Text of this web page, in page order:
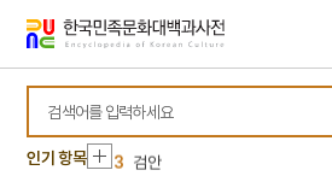
바로가기
바로가기
검색어를
인기 항목
10 영도중학교
1 금성대군
2 나화랑
3 검안